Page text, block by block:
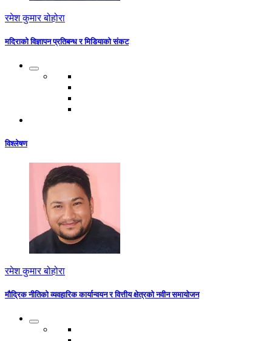
रमेश कुमार बोहोरा
मदिराको विज्ञापन प्रतिबन्ध र मिडियाको संकट
विश्लेषण
रमेश कुमार बोहोरा
मौद्रिक नीतिको व्यवहारिक कार्यान्वयन र वित्तीय क्षेत्रको नवीन समायोजन